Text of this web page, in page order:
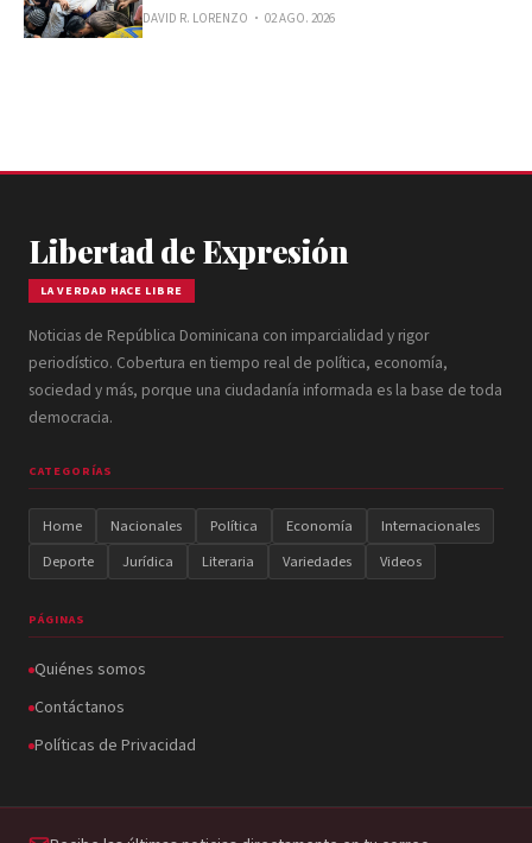
DAVID R. LORENZO 02 AGO. 2026
Libertad de Expresión
LA VERDAD HACE LIBRE
Noticias de República Dominicana con imparcialidad y rigor
periodístico. Cobertura en tiempo real de política, economía,
sociedad y más, porque una ciudadanía informada es la base de toda
democracia.
CATEGORÍAS
Home Nacionales Política Economía
Internacionales
Deporte
Jurídica Literaria Variedades Videos
PÁGINAS
Quiénes somos
Contáctanos
Políticas de Privacidad